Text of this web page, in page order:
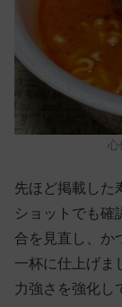
心
先ほど掲載した
ショットでも確
合を見直し、か
一杯に仕上げま
力強さを強化し